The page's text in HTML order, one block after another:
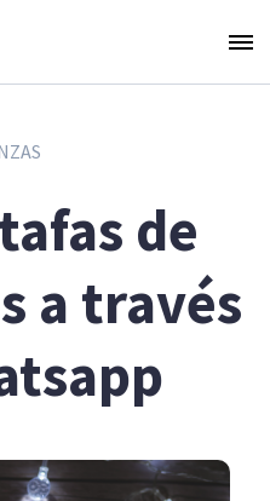
de
a través